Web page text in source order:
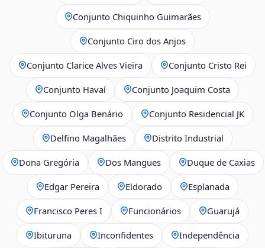
Conjunto Chiquinho Guimarães
Conjunto Ciro dos Anjos
Conjunto Clarice Alves Vieira Conjunto Cristo Rei
Conjunto Havaí Conjunto Joaquim Costa
Conjunto Olga Benário Conjunto Residencial JK
Delfino Magalhães Distrito Industrial
Dona Gregória Dos Mangues Duque de Caxias
Edgar Pereira Eldorado Esplanada
Francisco Peres I Funcionários Guarujá
Ibituruna Inconfidentes Independência